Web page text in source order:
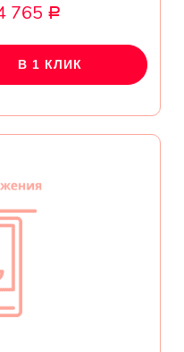
765 Р
В 1 КЛИК